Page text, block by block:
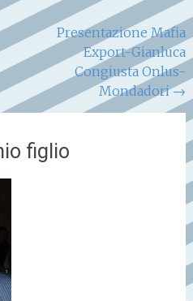
Presentazione Mafia
Export-Gianluca
Congiusta Onlus-
Mondadori→
figlio